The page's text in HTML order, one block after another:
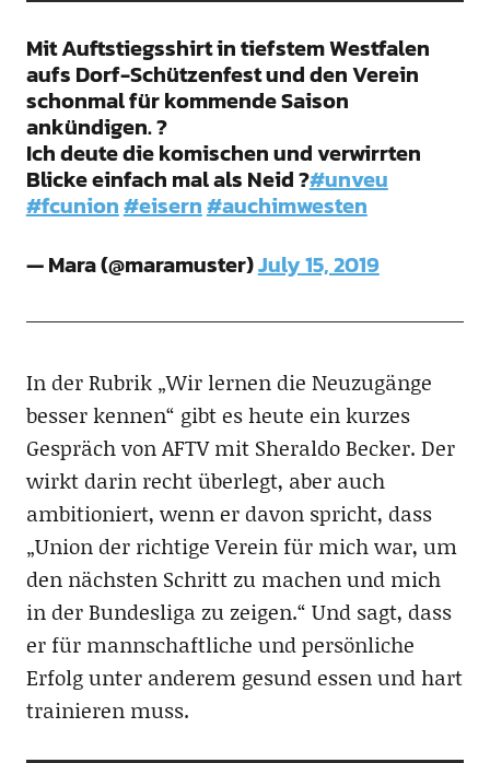
Mit Auftstiegsshirt in tiefstem Westfalen
aufs Dorf-Schützenfest und den Verein
schonmal für kommende Saison
ankündigen. ?
Ich deute die komischen und verwirrten
Blicke einfach mal als Neid ?#unveu
#fcunion#eisern#auchimwesten
— Mara (@maramuster)July 15, 2019
In der Rubrik „Wir lernen die Neuzugänge
besser kennen“ gibt es heute ein kurzes
Gespräch von AFTV mit Sheraldo Becker. Der
wirkt darin recht überlegt, aber auch
ambitioniert, wenn er davon spricht, dass
„Union der richtige Verein für mich war, um
den nächsten Schritt zu machen und mich
in der Bundesliga zu zeigen.“ Und sagt, dass
er für mannschaftliche und persönliche
Erfolg unter anderem gesund essen und hart
trainieren muss.